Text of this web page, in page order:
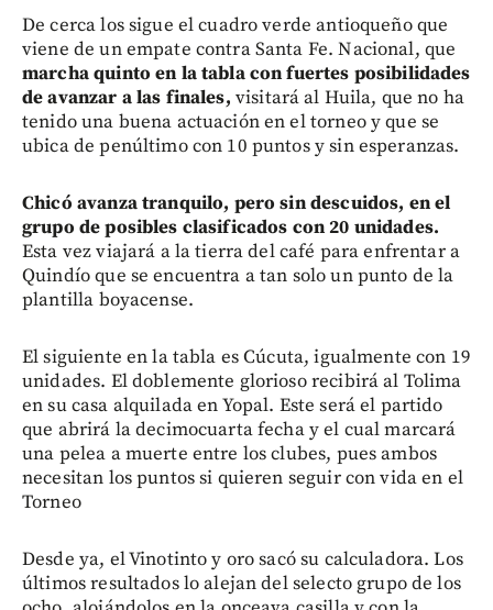
De cerca los sigue el cuadro verde antioqueño que
viene de un empate contra Santa Fe. Nacional, que
marcha quinto en la tabla con fuertes posibilidades
de avanzar a las finales, visitará al Huila, que no ha
tenido una buena actuación en el torneo y que se
ubica de penúltimo con 10 puntos y sin esperanzas.
Chicó avanza tranquilo, pero sin descuidos, en el
grupo de posibles clasificados con 20 unidades.
Esta vez viajará a la tierra del café para enfrentar a
Quindío que se encuentra a tan solo un punto de la
plantilla boyacense.
El siguiente en la tabla es Cúcuta, igualmente con 19
unidades. El doblemente glorioso recibirá al Tolima
en su casa alquilada en Yopal. Este será el partido
que abrirá la decimocuarta fecha y el cual marcará
una pelea a muerte entre los clubes, pues ambos
necesitan los puntos si quieren seguir con vida en el
Torneo
Desde ya, el Vinotinto y oro sacó su calculadora. Los
últimos resultados lo alejan del selecto grupo de los